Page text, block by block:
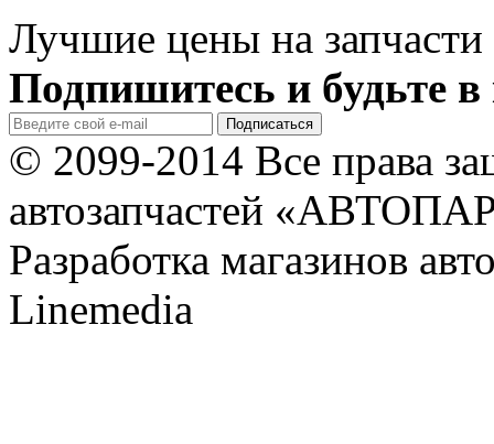
Лучшие цены на запчасти
Подпишитесь и будьте в
© 2099-2014 Все права
автозапчастей
Разработка магазинов
Linemedia